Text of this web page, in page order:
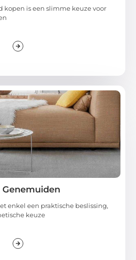
kopen is een slimme keuze voor
Genemuiden
enkel een praktische beslissing,
keuze